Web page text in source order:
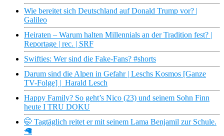
Wie bereitet sich Deutschland auf Donald Trump vor? |
Galileo
Heiraten – Warum halten Millennials an der Tradition fest? |
Reportage | rec. | SRF
Swifties: Wer sind die Fake-Fans? #shorts
Darum sind die Alpen in Gefahr | Leschs Kosmos [Ganze
TV-Folge] | Harald Lesch
Happy Family? So geht’s Nico (23) und seinem Sohn Finn
heute I TRU DOKU
🤭 Tagtäglich reitet er mit seinem Lama Benjamil zur Schule.
🦙